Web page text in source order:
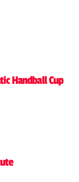
Handball Cup